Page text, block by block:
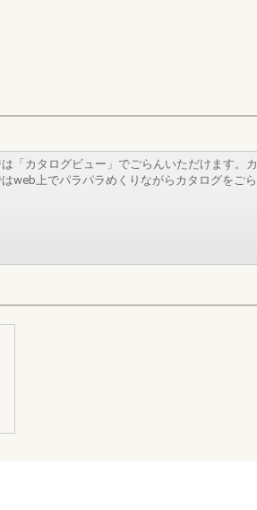
「カタログビュー」でごらんいただけます。カ
web上でパラパラめくりながらカタログをごら